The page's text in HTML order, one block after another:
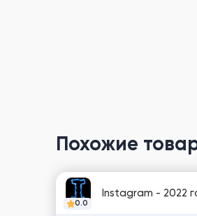
Похожие
0.0
Instagram - 2022